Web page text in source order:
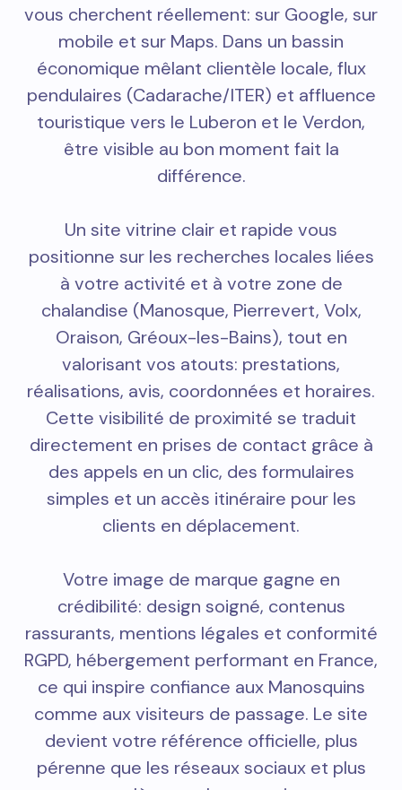
vous cherchent réellement: sur Google, sur
mobile et sur Maps. Dans un bassin
économique mêlant clientèle locale, flux
pendulaires (Cadarache/ITER) et affluence
touristique vers le Luberon et le Verdon,
être visible au bon moment fait la
différence.
Un site vitrine clair et rapide vous
positionne sur les recherches locales liées
à votre activité et à votre zone de
chalandise (Manosque, Pierrevert, Volx,
Oraison, Gréoux-les-Bains), tout en
valorisant vos atouts: prestations,
réalisations, avis, coordonnées et horaires.
Cette visibilité de proximité se traduit
directement en prises de contact grâce à
des appels en un clic, des formulaires
simples et un accès itinéraire pour les
clients en déplacement.
Votre image de marque gagne en
crédibilité: design soigné, contenus
rassurants, mentions légales et conformité
RGPD, hébergement performant en France,
ce qui inspire confiance aux Manosquins
comme aux visiteurs de passage. Le site
devient votre référence officielle, plus
pérenne que les réseaux sociaux et plus